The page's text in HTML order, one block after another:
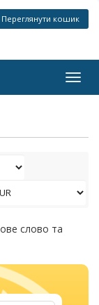
Переглянути кошик
слово та